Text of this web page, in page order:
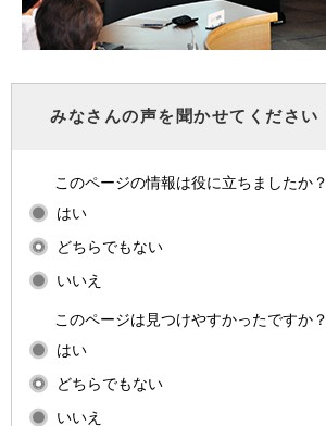
みなさんの声を聞かせてください
このページの情報は役に立ちましたか？
はい
どちらでもない
いいえ
このページは見つけやすかったですか？
はい
どちらでもない
いいえ